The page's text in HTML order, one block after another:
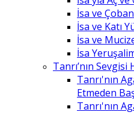
İsa ve
İsa ve Katı
İsa ve
İsa
Tanrı’nın
Tanrı'nın
Etmeden
Tanrı'nın